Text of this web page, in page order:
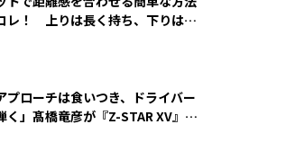
レ！ 上りは長く持ち、下りは短
プローチは食いつき、ドライバー
く」髙橋竜彦が『Z-STAR XV』を